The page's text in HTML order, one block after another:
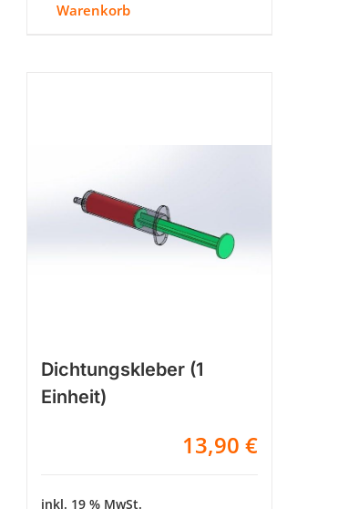
Warenkorb
Dichtungskleber (1
Einheit)
13,90€
inkl. 19 % MwSt.